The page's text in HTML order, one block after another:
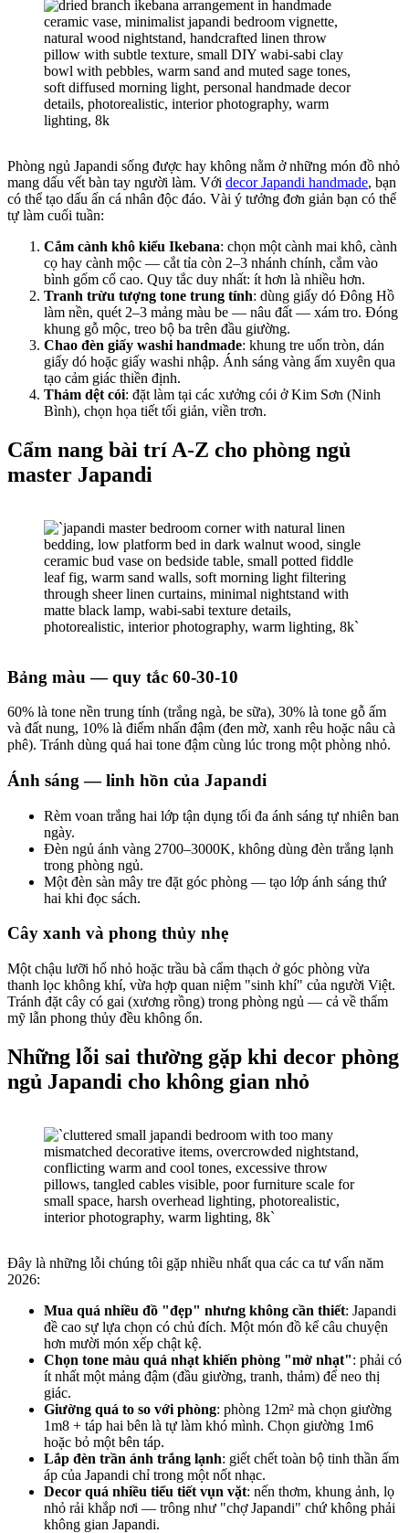
Phòng ngủ Japandi sống được hay không nằm ở những món đồ nhỏ
mang dấu vết bàn tay người làm. Với decor Japandi handmade, bạn
có thể tạo dấu ấn cá nhân độc đáo. Vài ý tưởng đơn giản bạn có thể
tự làm cuối tuần:
Cắm cành khô kiểu Ikebana: chọn một cành mai khô, cành
cọ hay cành mộc — cắt tỉa còn 2–3 nhánh chính, cắm vào
bình gốm cổ cao. Quy tắc duy nhất: ít hơn là nhiều hơn.
Tranh trừu tượng tone trung tính: dùng giấy dó Đông Hồ
làm nền, quét 2–3 mảng màu be — nâu đất — xám tro. Đóng
khung gỗ mộc, treo bộ ba trên đầu giường.
Chao đèn giấy washi handmade: khung tre uốn tròn, dán
giấy dó hoặc giấy washi nhập. Ánh sáng vàng ấm xuyên qua
tạo cảm giác thiền định.
Thảm dệt cói: đặt làm tại các xưởng cói ở Kim Sơn (Ninh
Bình), chọn họa tiết tối giản, viền trơn.
Cẩm nang bài trí A-Z cho phòng ngủ
master Japandi
Bảng màu — quy tắc 60-30-10
60% là tone nền trung tính (trắng ngà, be sữa), 30% là tone gỗ ấm
và đất nung, 10% là điểm nhấn đậm (đen mờ, xanh rêu hoặc nâu cà
phê). Tránh dùng quá hai tone đậm cùng lúc trong một phòng nhỏ.
Ánh sáng — linh hồn của Japandi
Rèm voan trắng hai lớp tận dụng tối đa ánh sáng tự nhiên ban
ngày.
Đèn ngủ ánh vàng 2700–3000K, không dùng đèn trắng lạnh
trong phòng ngủ.
Một đèn sàn mây tre đặt góc phòng — tạo lớp ánh sáng thứ
hai khi đọc sách.
Cây xanh và phong thủy nhẹ
Một chậu lưỡi hổ nhỏ hoặc trầu bà cẩm thạch ở góc phòng vừa
thanh lọc không khí, vừa hợp quan niệm "sinh khí" của người Việt.
Tránh đặt cây có gai (xương rồng) trong phòng ngủ — cả về thẩm
mỹ lẫn phong thủy đều không ổn.
Những lỗi sai thường gặp khi decor phòng
ngủ Japandi cho không gian nhỏ
Đây là những lỗi chúng tôi gặp nhiều nhất qua các ca tư vấn năm
2026:
Mua quá nhiều đồ "đẹp" nhưng không cần thiết: Japandi
đề cao sự lựa chọn có chủ đích. Một món đồ kể câu chuyện
hơn mười món xếp chật kệ.
Chọn tone màu quá nhạt khiến phòng "mờ nhạt": phải có
ít nhất một mảng đậm (đầu giường, tranh, thảm) để neo thị
giác.
Giường quá to so với phòng: phòng 12m² mà chọn giường
1m8 + táp hai bên là tự làm khó mình. Chọn giường 1m6
hoặc bỏ một bên táp.
Lắp đèn trần ánh trắng lạnh: giết chết toàn bộ tinh thần ấm
áp của Japandi chỉ trong một nốt nhạc.
Decor quá nhiều tiểu tiết vụn vặt: nến thơm, khung ảnh, lọ
nhỏ rải khắp nơi — trông như "chợ Japandi" chứ không phải
không gian Japandi.